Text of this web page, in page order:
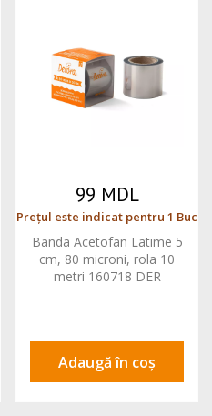
99 MDL
Prețul este indicat pentru 1 Buc
Banda Acetofan Latime 5
cm, 80 microni, rola 10
metri 160718 DER
Adaugă în coș